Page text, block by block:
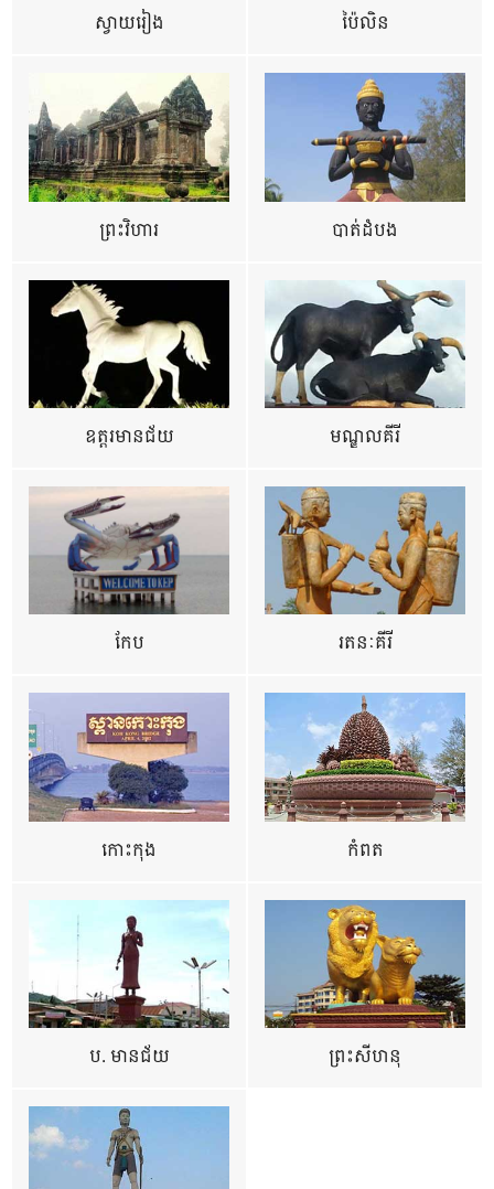
ស្វាយរៀង ប៉ៃលិន
ព្រះវិហារ បាត់ដំបង
ឧត្ដរមានជ័យ មណ្ឌលគីរី
កែប រតនៈគីរី
កោះកុង កំពត
ប. មានជ័យ ព្រះសីហនុ